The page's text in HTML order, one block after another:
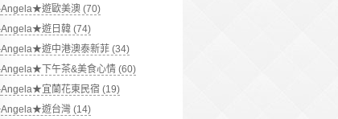
Angela★遊歐美澳 (70)
Angela★遊日韓 (74)
Angela★遊中港澳泰新菲 (34)
Angela★下午茶&美食心情 (60)
Angela★宜蘭花東民宿 (19)
Angela★遊台灣 (14)